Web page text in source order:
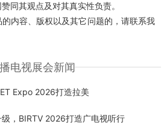
同其观点及对其真实性负责。
内容、版权以及其它问题的，请联系我
电视展会新闻
Expo 2026打造拉美
，BIRTV 2026打造广电视听行